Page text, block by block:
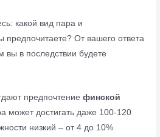
какой вид пара и
От вашего ответа
вы в последствии будете
предпочтениефинской
может достигать даже 100-120
низкий – от 4 до 10%.